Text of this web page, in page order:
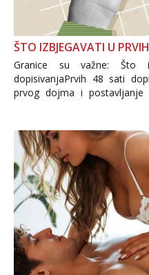
ŠTO IZBJEGAVATI U
Granice su važne: Što
dopisivanjaPrvih 48 sati
prvog dojma i postavljanje
Važno je izbjeći prebrzo
informacija, jer
povjerenje. Takođe...